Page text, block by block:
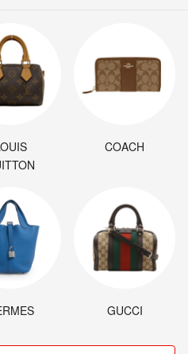
COACH
GUCCI